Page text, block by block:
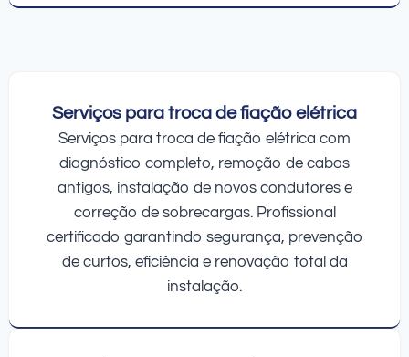
Serviços para troca de fiação elétrica
Serviços para troca de fiação elétrica com
diagnóstico completo, remoção de cabos
antigos, instalação de novos condutores e
correção de sobrecargas. Profissional
certificado garantindo segurança, prevenção
de curtos, eficiência e renovação total da
instalação.